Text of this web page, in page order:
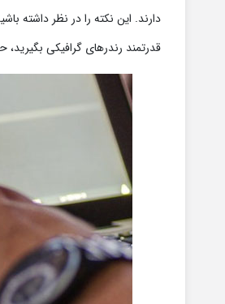
دارند. این نکته را در نظر داشته
قدرتمند رندرهای گرافیکی بگیرید، حتما یک لپ تاپ با